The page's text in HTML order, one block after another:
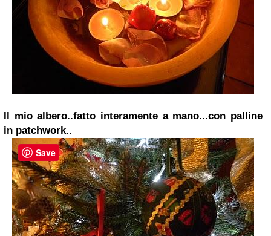
Il mio albero..fatto interamente a mano...con palline
in patchwork..
Save